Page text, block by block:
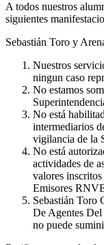
A todos nuestros
siguientes
Sebastián Toro y
Nuestros
ningun caso
No estamos
No está
intermediarios
vigilancia de la
No está
actividades de
valores
Emisores
Sebastián Toro
De Agentes
no puede